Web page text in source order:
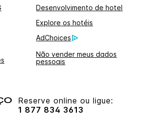
Desenvolvimento de hotel
Explore os hotéis
AdChoices
Não vender meus dados
pessoais
Reserve online ou ligue:
1 877 834 3613